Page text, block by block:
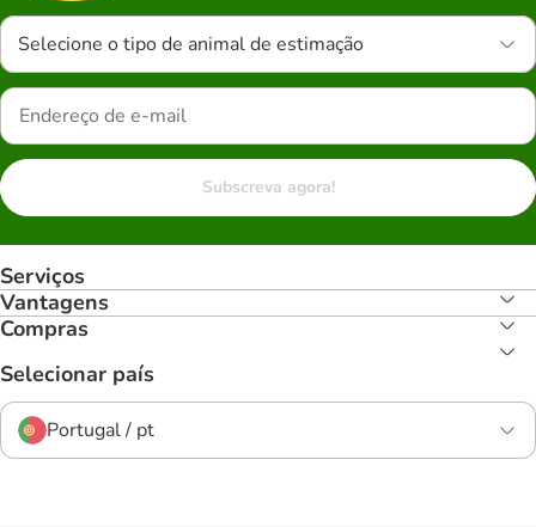
Selecione o tipo de animal de estimação
Subscreva agora!
Serviços
Vantagens
Compras
Selecionar país
Portugal / pt